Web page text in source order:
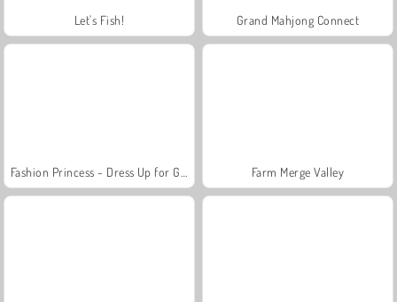
Let's Fish! Grand Mahjong Connect
Farm Merge Valley